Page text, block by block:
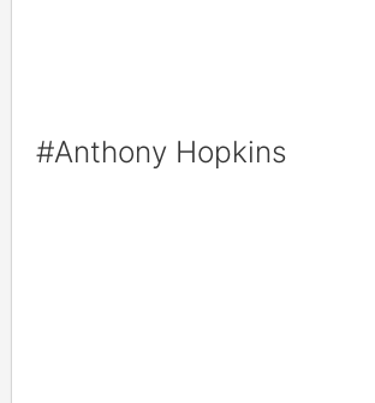
#Anthony Hopkins